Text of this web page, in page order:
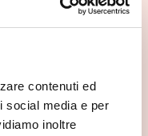
contenuti ed
social media e per
inoltre